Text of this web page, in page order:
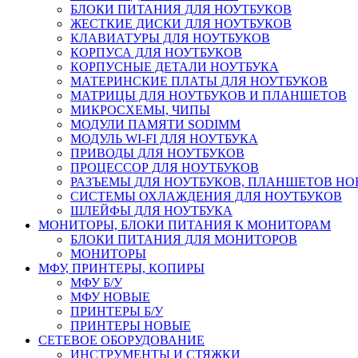
БЛОКИ ПИТАНИЯ ДЛЯ НОУТБУКОВ
ЖЕСТКИЕ ДИСКИ ДЛЯ НОУТБУКОВ
КЛАВИАТУРЫ ДЛЯ НОУТБУКОВ
КОРПУСА ДЛЯ НОУТБУКОВ
КОРПУСНЫЕ ДЕТАЛИ НОУТБУКА
МАТЕРИНСКИЕ ПЛАТЫ ДЛЯ НОУТБУКОВ
МАТРИЦЫ ДЛЯ НОУТБУКОВ И ПЛАНШЕТОВ
МИКРОСХЕМЫ, ЧИПЫ
МОДУЛИ ПАМЯТИ SODIMM
МОДУЛЬ WI-FI ДЛЯ НОУТБУКА
ПРИВОДЫ ДЛЯ НОУТБУКОВ
ПРОЦЕССОР ДЛЯ НОУТБУКОВ
РАЗЪЕМЫ ДЛЯ НОУТБУКОВ, ПЛАНШЕТОВ
СИСТЕМЫ ОХЛАЖДЕНИЯ ДЛЯ НОУТБУКОВ
ШЛЕЙФЫ ДЛЯ НОУТБУКА
МОНИТОРЫ, БЛОКИ ПИТАНИЯ К МОНИТОРАМ
БЛОКИ ПИТАНИЯ ДЛЯ МОНИТОРОВ
МОНИТОРЫ
МФУ, ПРИНТЕРЫ, КОПИРЫ
МФУ Б/У
МФУ НОВЫЕ
ПРИНТЕРЫ Б/У
ПРИНТЕРЫ НОВЫЕ
СЕТЕВОЕ ОБОРУДОВАНИЕ
ИНСТРУМЕНТЫ И СТЯЖКИ